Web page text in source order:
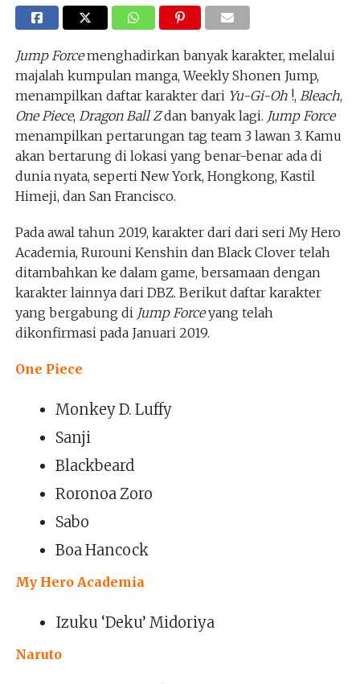
Jump Forcemenghadirkan banyak karakter, melalui
majalah kumpulan manga, Weekly Shonen Jump,
menampilkan daftar karakter dari Yu-Gi-Oh!, Bleach,
One Piece, Dragon Ball Zdan banyak lagi. Jump Force
menampilkan pertarungan tag team 3 lawan 3. Kamu
akan bertarung di lokasi yang benar-benar ada di
dunia nyata, seperti New York, Hongkong, Kastil
Himeji, dan San Francisco.
Pada awal tahun 2019, karakter dari dari seri My Hero
Academia, Rurouni Kenshin dan Black Clover telah
ditambahkan ke dalam game, bersamaan dengan
karakter lainnya dari DBZ. Berikut daftar karakter
yang bergabung di Jump Forceyang telah
dikonfirmasi pada Januari 2019.
One Piece
Monkey D. Luffy
Sanji
Blackbeard
Roronoa Zoro
Sabo
Boa Hancock
My Hero Academia
Izuku ‘Deku’ Midoriya
Naruto